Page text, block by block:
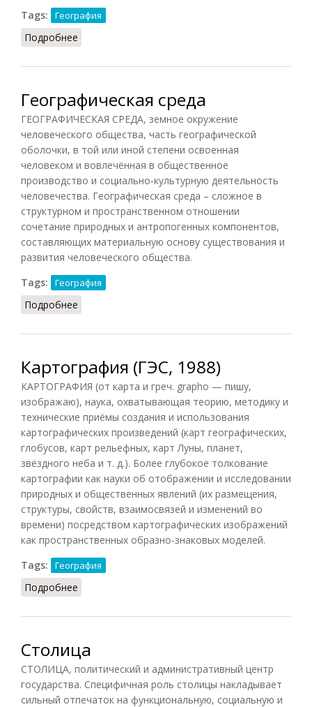
Tags: География
Подробнее
Географическая среда
ГЕОГРАФИЧЕСКАЯ СРЕДА, земное окружение
человеческого общества, часть географической
оболочки, в той или иной степени освоенная
человеком и вовлечённая в общественное
производство и социально-культурную деятельность
человечества. Географическая среда – сложное в
структурном и пространственном отношении
сочетание природных и антропогенных компонентов,
составляющих материальную основу существования и
развития человеческого общества.
Tags:
География
Подробнее
Картография (ГЭС, 1988)
КАРТОГРАФИЯ (от карта и греч. grapho — пишу,
изображаю), наука, охватывающая теорию, методику и
технические приёмы создания и использования
картографических произведений (карт географических,
глобусов, карт рельефных, карт Луны, планет,
звёздного неба и т. д.). Более глубокое толкование
картографии как науки об отображении и исследовании
природных и общественных явлений (их размещения,
структуры, свойств, взаимосвязей и изменений во
времени) посредством картографических изображений
как пространственных образно-знаковых моделей.
Tags:
География
Подробнее
Столица
СТОЛИЦА, политический и административный центр
государства. Специфичная роль столицы накладывает
сильный отпечаток на функциональную, социальную и